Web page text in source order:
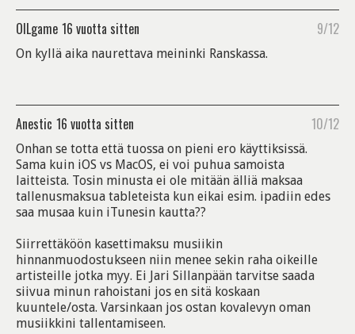
OILgame 16 vuotta sitten 9/12
On kyllä aika naurettava meininki Ranskassa.
Anestic 16 vuotta sitten 10/12
Onhan se totta että tuossa on pieni ero käyttiksissä.
Sama kuin iOS vs MacOS, ei voi puhua samoista
laitteista. Tosin minusta ei ole mitään älliä maksaa
tallenusmaksua tableteista kun eikai esim. ipadiin edes
saa musaa kuin iTunesin kautta??
Siirrettäköön kasettimaksu musiikin
hinnanmuodostukseen niin menee sekin raha oikeille
artisteille jotka myy. Ei Jari Sillanpään tarvitse saada
siivua minun rahoistani jos en sitä koskaan
kuuntele/osta. Varsinkaan jos ostan kovalevyn oman
musiikkini tallentamiseen.